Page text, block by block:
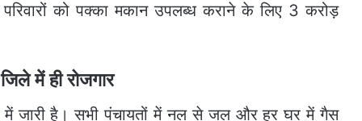
को पक्का मकान उपलब्ध कराने के लिए 3 करोड़
में ही रोजगार
जारी है। सभी पंचायतों में नल से जल और हर घर में गैस